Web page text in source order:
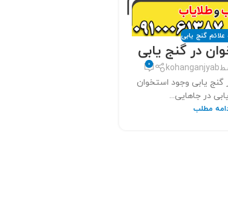
علائم گنج یابی
در گنج یابی
kohanganjyab
0
گنج یابی وجود استخوان
در جاهایی...
مطلب